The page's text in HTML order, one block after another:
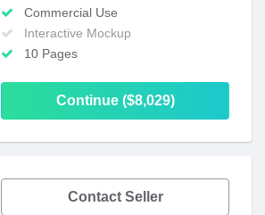
Commercial Use
Interactive Mockup
10 Pages
Continue ($8,029)
Contact Seller